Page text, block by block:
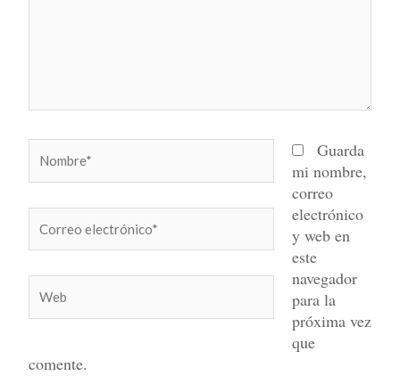
electrónico*
Guarda
mi nombre,
correo
electrónico
y web en
este
navegador
para la
próxima vez
que
comente.